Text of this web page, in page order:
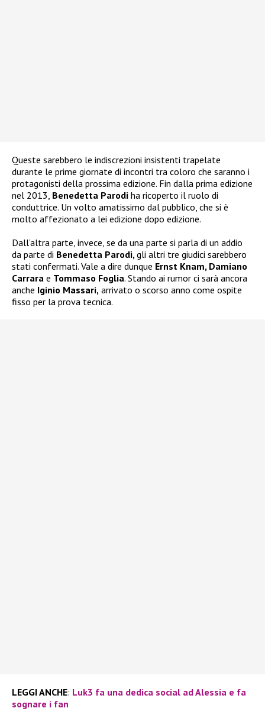
Queste sarebbero le indiscrezioni insistenti trapelate
durante le prime giornate di incontri tra coloro che saranno i
protagonisti della prossima edizione. Fin dalla prima edizione
nel 2013, Benedetta Parodi ha ricoperto il ruolo di
conduttrice. Un volto amatissimo dal pubblico, che si è
molto affezionato a lei edizione dopo edizione.
Dall’altra parte, invece, se da una parte si parla di un addio
da parte di Benedetta Parodi,gli altri tre giudici sarebbero
stati confermati. Vale a dire dunque Ernst Knam, Damiano
Carrara e Tommaso Foglia. Stando ai rumor ci sarà ancora
anche Iginio Massari, arrivato o scorso anno come ospite
fisso per la prova tecnica.
LEGGI ANCHE: Luk3 fa una dedica social ad Alessia e fa
sognare i fan